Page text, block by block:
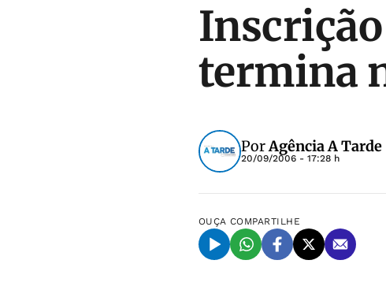
termina
PorAgência A Tarde
20/09/2006 - 17:28 h
OUÇA COMPARTILHE